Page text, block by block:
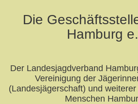
Die
Hamburg
Der Landesjagdverband
Vereinigung der
(Landesjägerschaft) und
Menschen